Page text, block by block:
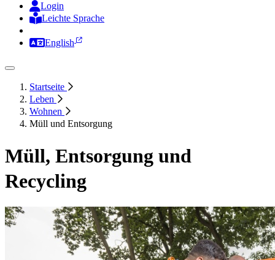
Login
Leichte Sprache
English
Startseite
Leben
Wohnen
Müll und Entsorgung
Müll, Entsorgung und
Recycling